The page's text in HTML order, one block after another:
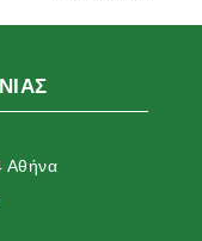
Αθήνα